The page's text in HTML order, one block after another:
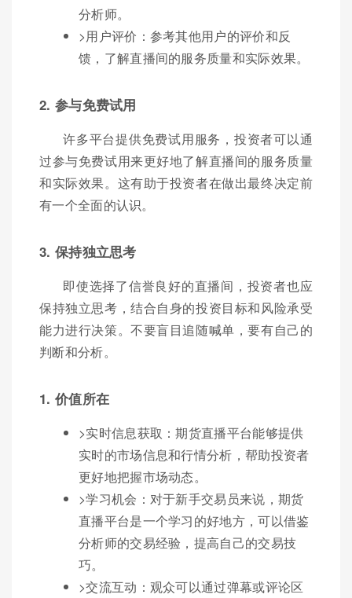
分析师。
>用户评价：参考其他用户的评价和反
馈，了解直播间的服务质量和实际效果。
2. 参与免费试用
许多平台提供免费试用服务，投资者可以通
过参与免费试用来更好地了解直播间的服务质量
和实际效果。这有助于投资者在做出最终决定前
有一个全面的认识。
3. 保持独立思考
即使选择了信誉良好的直播间，投资者也应
保持独立思考，结合自身的投资目标和风险承受
能力进行决策。不要盲目追随喊单，要有自己的
判断和分析。
1. 价值所在
>实时信息获取：期货直播平台能够提供
实时的市场信息和行情分析，帮助投资者
更好地把握市场动态。
>学习机会：对于新手交易员来说，期货
直播平台是一个学习的好地方，可以借鉴
分析师的交易经验，提高自己的交易技
巧。
>交流互动：观众可以通过弹幕或评论区